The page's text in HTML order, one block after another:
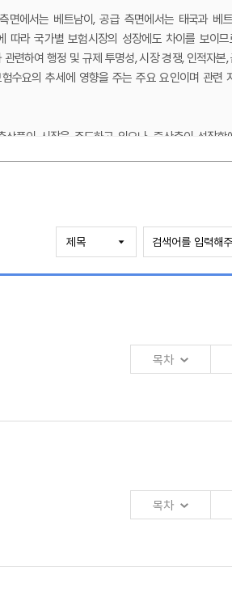
면에서는 베트남이, 공급 측면에서는 태국과
라 국가별 보험시장의 성장에도 차이를 보이
련하여 행정 및 규제 투명성, 시장 경쟁, 인적자
수요의 추세에 영향을 주는 주요 요인이며 관련
품이 시장을 주도하고 있으나, 중산층이 성장
건강·연금 보장은 물론 요양·간병 서비스를
니며 민영보험의 역할이 확대될 여지가 있어 장
중·소형 보험회사도 보다 적극적으로 해외 진출을
목차
는 점에서
, 기후변화에 따른 건강 위험에 대응하여 건강
사회에서 불균형적으로 큰 것으로 나타남. 인프
목차
생성하는 등 기존의 AI와 차별화된 기술과 가치